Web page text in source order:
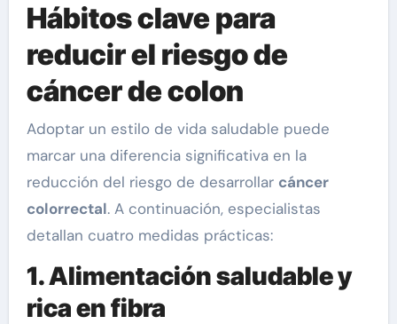
Hábitos clave para
reducir el riesgo de
cáncer de colon
Adoptar un estilo de vida saludable puede
marcar una diferencia significativa en la
reducción del riesgo de desarrollar cáncer
colorrectal. A continuación, especialistas
detallan cuatro medidas prácticas:
1. Alimentación saludable y
rica en fibra